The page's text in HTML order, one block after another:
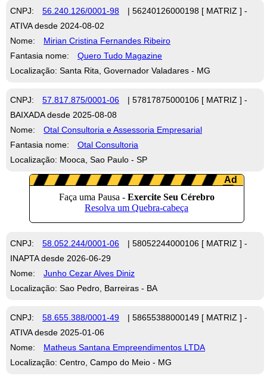
CNPJ: 56.240.126/0001-98
| 56240126000198 [ MATRIZ ] -
ATIVA desde 2024-08-02
Nome:
Mirian Cristina Fernandes Ribeiro
Fantasia nome:
Quero Tudo Magazine
Localização: Santa Rita, Governador Valadares - MG
CNPJ: 57.817.875/0001-06
| 57817875000106 [ MATRIZ ] -
BAIXADA desde 2025-08-08
Nome:
Otal Consultoria e Assessoria Empresarial
Fantasia nome:
Otal Consultoria
Localização: Mooca, Sao Paulo - SP
CNPJ: 58.052.244/0001-06
| 58052244000106 [ MATRIZ ] -
INAPTA desde 2026-06-29
Nome:
Junho Cezar Alves Diniz
Localização: Sao Pedro, Barreiras - BA
CNPJ: 58.655.388/0001-49
| 58655388000149 [ MATRIZ ] -
ATIVA desde 2025-01-06
Nome:
Matheus Santana Empreendimentos LTDA
Localização: Centro, Campo do Meio - MG